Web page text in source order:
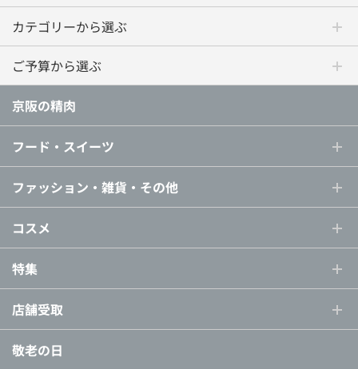
カテゴリーから選ぶ
ご予算から選ぶ
京阪の精肉
フード・スイーツ
ファッション・雑貨・その他
コスメ
特集
店舗受取
敬老の日